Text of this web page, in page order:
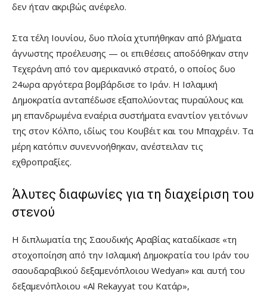
δεν ήταν ακριβώς ανέφελο.
Στα τέλη Ιουνίου, δυο πλοία χτυπήθηκαν από βλήματα
άγνωστης προέλευσης — οι επιθέσεις αποδόθηκαν στην
Τεχεράνη από τον αμερικανικό στρατό, ο οποίος δυο
24ωρα αργότερα βομβάρδισε το Ιράν. Η Ισλαμική
Δημοκρατία ανταπέδωσε εξαπολύοντας πυραύλους και
μη επανδρωμένα εναέρια συστήματα εναντίον γειτόνων
της στον Κόλπο, ιδίως του Κουβέιτ και του Μπαχρέιν. Τα
μέρη κατόπιν συνεννοήθηκαν, ανέστειλαν τις
εχθροπραξίες.
Άλυτες διαφωνίες για τη διαχείριση του
στενού
Η διπλωματία της Σαουδικής Αραβίας καταδίκασε «τη
στοχοποίηση από την Ισλαμική Δημοκρατία του Ιράν του
σαουδαραβικού δεξαμενόπλοιου Wedyan» και αυτή του
δεξαμενόπλοιου «Al Rekayyat του Κατάρ»,